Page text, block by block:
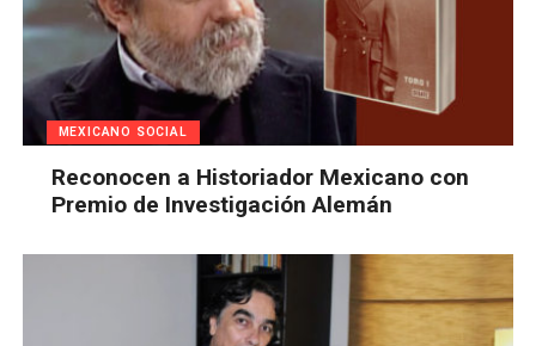
MEXICANO SOCIAL
Reconocen a Historiador Mexicano con
Premio de Investigación Alemán